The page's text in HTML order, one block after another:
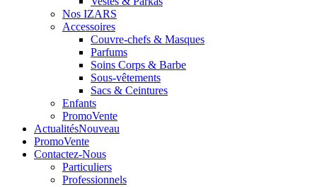
Nos IZARS
Accessoires
Couvre-chefs & Masques
Parfums
Soins Corps & Barbe
Sous-vêtements
Sacs & Ceintures
Enfants
PromoVente
ActualitésNouveau
PromoVente
Contactez-Nous
Particuliers
Professionnels